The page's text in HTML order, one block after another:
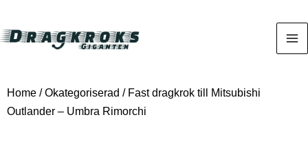
Home /Okategoriserad / Fast dragkrok till Mitsubishi
Outlander – Umbra Rimorchi